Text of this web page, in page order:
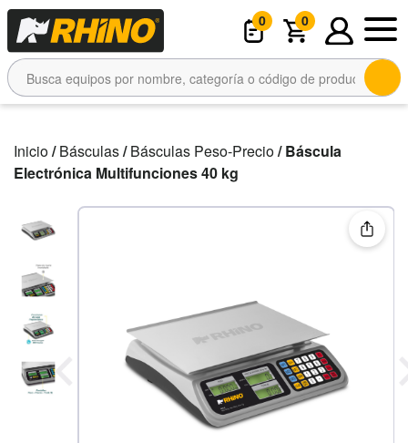
0 0
Inicio/Básculas/Básculas Peso-Precio/ Báscula
Electrónica Multifunciones 40 kg